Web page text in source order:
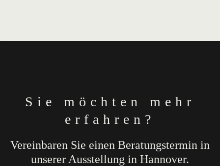
Sie möchten mehr
erfahren?
Vereinbaren Sie einen Beratungstermin in
unserer Ausstellung in Hannover.